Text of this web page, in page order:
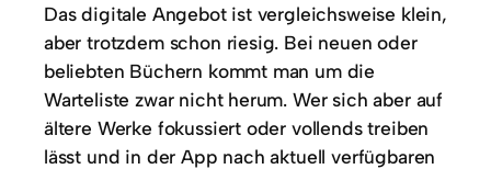
Das digitale Angebot ist vergleichsweise klein,
aber trotzdem schon riesig. Bei neuen oder
beliebten Büchern kommt man um die
Warteliste zwar nicht herum. Wer sich aber auf
ältere Werke fokussiert oder vollends treiben
lässt und in der App nach aktuell verfügbaren